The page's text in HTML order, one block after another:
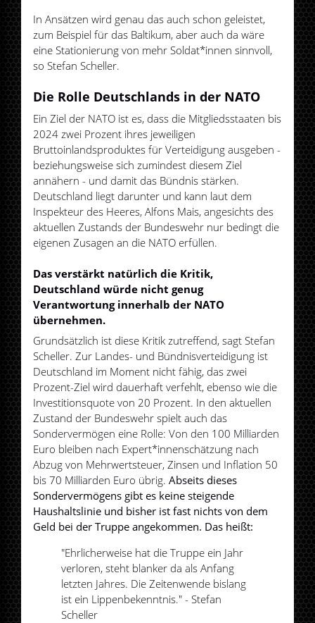
In Ansätzen wird genau das auch schon geleistet,
zum Beispiel für das Baltikum, aber auch da wäre
eine Stationierung von mehr Soldat*innen sinnvoll,
so Stefan Scheller.
Die Rolle Deutschlands in der NATO
Ein Ziel der NATO ist es, dass die Mitgliedsstaaten bis
2024 zwei Prozent ihres jeweiligen
Bruttoinlandsproduktes für Verteidigung ausgeben -
beziehungsweise sich zumindest diesem Ziel
annähern - und damit das Bündnis stärken.
Deutschland liegt darunter und kann laut dem
Inspekteur des Heeres, Alfons Mais, angesichts des
aktuellen Zustands der Bundeswehr nur bedingt die
eigenen Zusagen an die NATO erfüllen.
Das verstärkt natürlich die Kritik,
Deutschland würde nicht genug
Verantwortung innerhalb der NATO
übernehmen.
Grundsätzlich ist diese Kritik zutreffend, sagt Stefan
Scheller. Zur Landes- und Bündnisverteidigung ist
Deutschland im Moment nicht fähig, das zwei
Prozent-Ziel wird dauerhaft verfehlt, ebenso wie die
Investitionsquote von 20 Prozent. In den aktuellen
Zustand der Bundeswehr spielt auch das
Sondervermögen eine Rolle: Von den 100 Milliarden
Euro bleiben nach Expert*innenschätzung nach
Abzug von Mehrwertsteuer, Zinsen und Inflation 50
bis 70 Milliarden Euro übrig. Abseits dieses
Sondervermögens gibt es keine steigende
Haushaltslinie und bisher ist fast nichts von dem
Geld bei der Truppe angekommen. Das heißt:
"Ehrlicherweise hat die Truppe ein Jahr
verloren, steht blanker da als Anfang
letzten Jahres. Die Zeitenwende bislang
ist ein Lippenbekenntnis." - Stefan
Scheller